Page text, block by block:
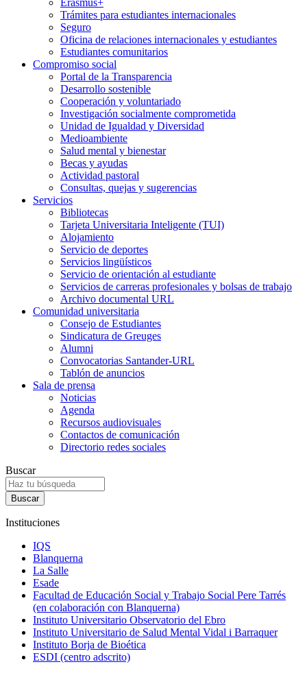
Trámites para estudiantes internacionales
Seguro
Oficina de relaciones internacionales y estudiantes
Estudiantes comunitarios
Compromiso social
Portal de la Transparencia
Desarrollo sostenible
Cooperación y voluntariado
Investigación socialmente comprometida
Unidad de Igualdad y Diversidad
Medioambiente
Salud mental y bienestar
Becas y ayudas
Actividad pastoral
Consultas, quejas y sugerencias
Servicios
Bibliotecas
Tarjeta Universitaria Inteligente (TUI)
Alojamiento
Servicio de deportes
Servicios lingüísticos
Servicio de orientación al estudiante
Servicios de carreras profesionales y bolsas de trabajo
Archivo documental URL
Comunidad universitaria
Consejo de Estudiantes
Sindicatura de Greuges
Alumni
Convocatorias Santander-URL
Tablón de anuncios
Sala de prensa
Noticias
Agenda
Recursos audiovisuales
Contactos de comunicación
Directorio redes sociales
Buscar
Instituciones
IQS
Blanquerna
La Salle
Esade
Facultad de Educación Social y Trabajo Social Pere Tarrés
(en colaboración con Blanquerna)
Instituto Universitario Observatorio del Ebro
Instituto Universitario de Salud Mental Vidal i Barraquer
Instituto Borja de Bioética
ESDI (centro adscrito)